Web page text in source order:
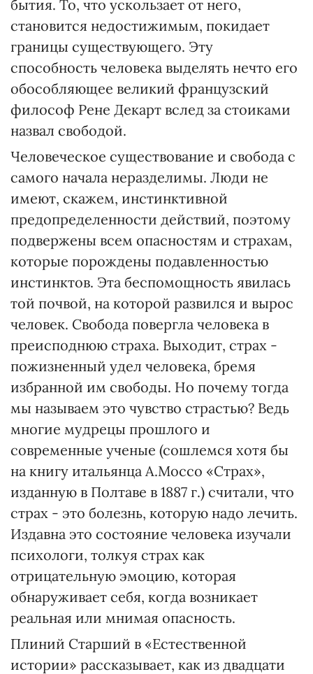
бытия. То, что ускользает от него,
становится недостижимым, покидает
границы существующего. Эту
способность человека выделять нечто его
обособляющее великий французский
философ Рене Декарт вслед за стоиками
назвал свободой.
Человеческое существование и свобода с
самого начала неразделимы. Люди не
имеют, скажем, инстинктивной
предопределенности действий, поэтому
подвержены всем опасностям и страхам,
которые порождены подавленностью
инстинктов. Эта беспомощность явилась
той почвой, на которой развился и вырос
человек. Свобода повергла человека в
преисподнюю страха. Выходит, страх -
пожизненный удел человека, бремя
избранной им свободы. Но почему тогда
мы называем это чувство страстью? Ведь
многие мудрецы прошлого и
современные ученые (сошлемся хотя бы
на книгу итальянца А.Моссо «Страх»,
изданную в Полтаве в 1887 г.) считали, что
страх - это болезнь, которую надо лечить.
Издавна это состояние человека изучали
психологи, толкуя страх как
отрицательную эмоцию, которая
обнаруживает себя, когда возникает
реальная или мнимая опасность.
Плиний Старший в «Естественной
истории» рассказывает, как из двадцати